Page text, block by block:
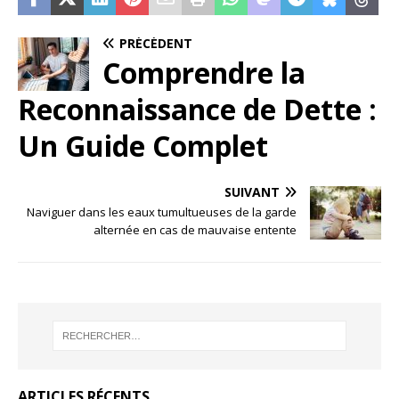
PRÉCÉDENT
Comprendre la
Reconnaissance de Dette :
Un Guide Complet
SUIVANT
Naviguer dans les eaux tumultueuses de la garde
alternée en cas de mauvaise entente